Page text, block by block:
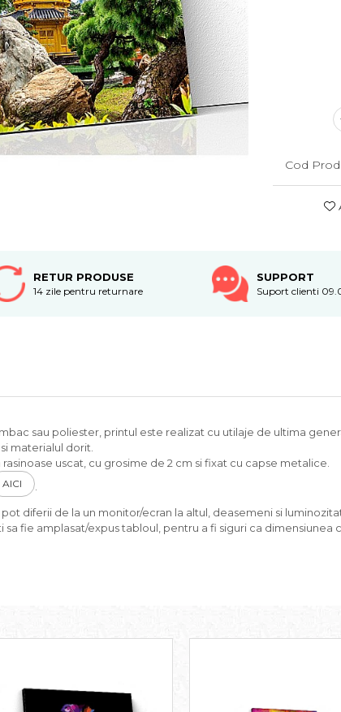
Cod
RETUR PRODUSE
14 zile pentru returnare
SUPPORT
Suport clienti
sau poliester, printul este realizat cu utilaje de ultima
materialul dorit.
uscat, cu grosime de 2 cm si fixat cu capse metalice.
AICI
.
diferii de la un monitor/ecran la altul, deasemeni si
fie amplasat/expus tabloul, pentru a fi siguri ca dimensiunea